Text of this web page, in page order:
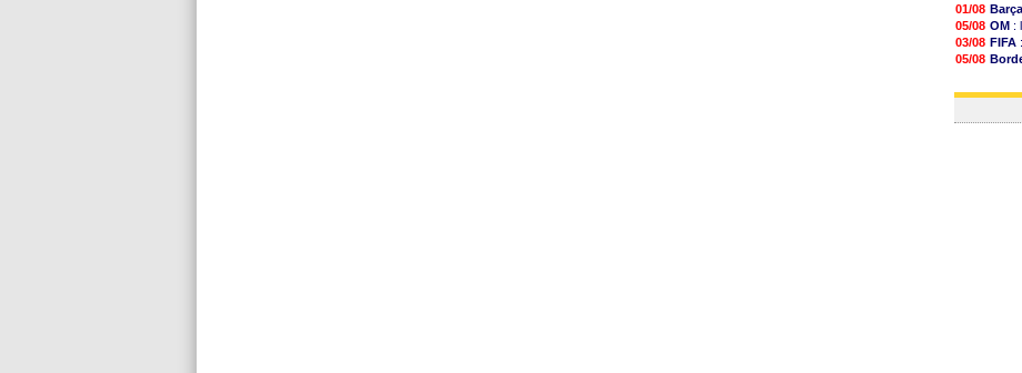
01/08 Barça
05/08 OM :
03/08 FIFA
05/08
03/08 Real